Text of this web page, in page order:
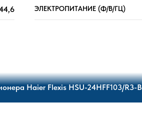
ЭЛЕКТРОПИТАНИЕ (Ф/В/ГЦ)
Haier Flexis HSU-24HFF103/R3-B